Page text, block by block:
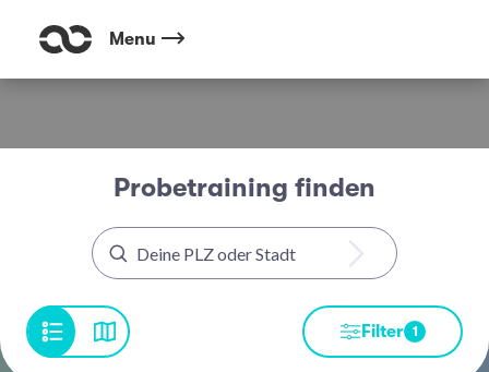
Menu
Probetraining finden
Filter 1